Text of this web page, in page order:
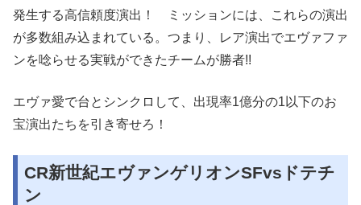
発生する高信頼度演出！ ミッションには、これらの演出
が多数組み込まれている。つまり、レア演出でエヴァファ
ンを唸らせる実戦ができたチームが勝者!!
エヴァ愛で台とシンクロして、出現率1億分の1以下のお
宝演出たちを引き寄せろ！
CR新世紀エヴァンゲリオンSFvsドテチ
ン